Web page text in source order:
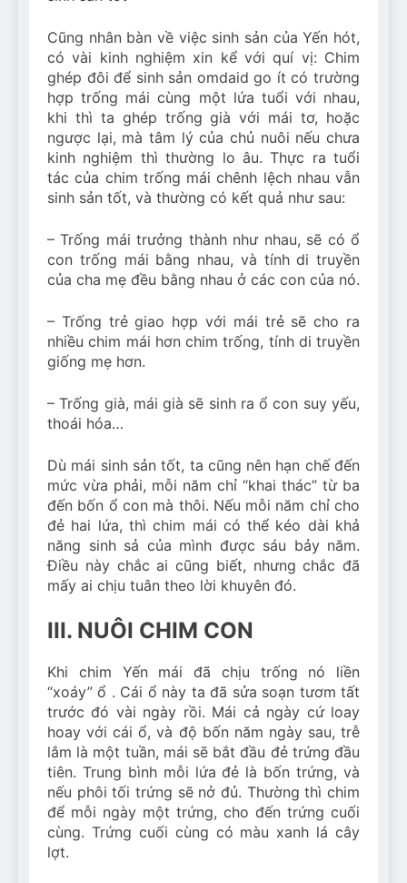
Cũng nhân bàn về việc sinh sản của Yến hót,
có vài kinh nghiệm xin kể với quí vị: Chim
ghép đôi để sinh sản omdaid go ít có trường
hợp trống mái cùng một lứa tuổi với nhau,
khi thì ta ghép trống già với mái tơ, hoặc
ngược lại, mà tâm lý của chủ nuôi nếu chưa
kinh nghiệm thì thường lo âu. Thực ra tuổi
tác của chim trống mái chênh lệch nhau vẫn
sinh sản tốt, và thường có kết quả như sau:
– Trống mái trưởng thành như nhau, sẽ có ổ
con trống mái bằng nhau, và tính di truyền
của cha mẹ đều bằng nhau ở các con của nó.
– Trống trẻ giao hợp với mái trẻ sẽ cho ra
nhiều chim mái hơn chim trống, tính di truyền
giống mẹ hơn.
– Trống già, mái già sẽ sinh ra ổ con suy yếu,
thoái hóa…
Dù mái sinh sản tốt, ta cũng nên hạn chế đến
mức vừa phải, mỗi năm chỉ “khai thác” từ ba
đến bốn ổ con mà thôi. Nếu mỗi năm chỉ cho
đẻ hai lứa, thì chim mái có thể kéo dài khả
năng sinh sả của mình được sáu bảy năm.
Điều này chắc ai cũng biết, nhưng chắc đã
mấy ai chịu tuân theo lời khuyên đó.
III. NUÔI CHIM CON
Khi chim Yến mái đã chịu trống nó liền
“xoáy” ổ . Cái ổ này ta đã sửa soạn tươm tất
trước đó vài ngày rồi. Mái cả ngày cứ loay
hoay với cái ổ, và độ bốn năm ngày sau, trễ
lắm là một tuần, mái sẽ bắt đầu đẻ trứng đầu
tiên. Trung bình mỗi lứa đẻ là bốn trứng, và
nếu phôi tối trứng sẽ nở đủ. Thường thì chim
để mỗi ngày một trứng, cho đến trứng cuối
cùng. Trứng cuối cùng có màu xanh lá cây
lợt.